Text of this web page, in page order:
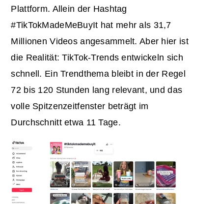
Plattform. Allein der Hashtag
#TikTokMadeMeBuyIt hat mehr als 31,7
Millionen Videos angesammelt. Aber hier ist
die Realität: TikTok-Trends entwickeln sich
schnell. Ein Trendthema bleibt in der Regel
72 bis 120 Stunden lang relevant, und das
volle Spitzenzeitfenster beträgt im
Durchschnitt etwa 11 Tage.